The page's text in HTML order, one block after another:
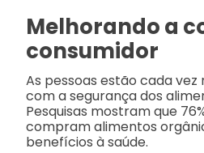
Melhorando a
consumidor
As pessoas estão cada
com a segurança dos
Pesquisas mostram que
compram alimentos
benefícios à saúde.